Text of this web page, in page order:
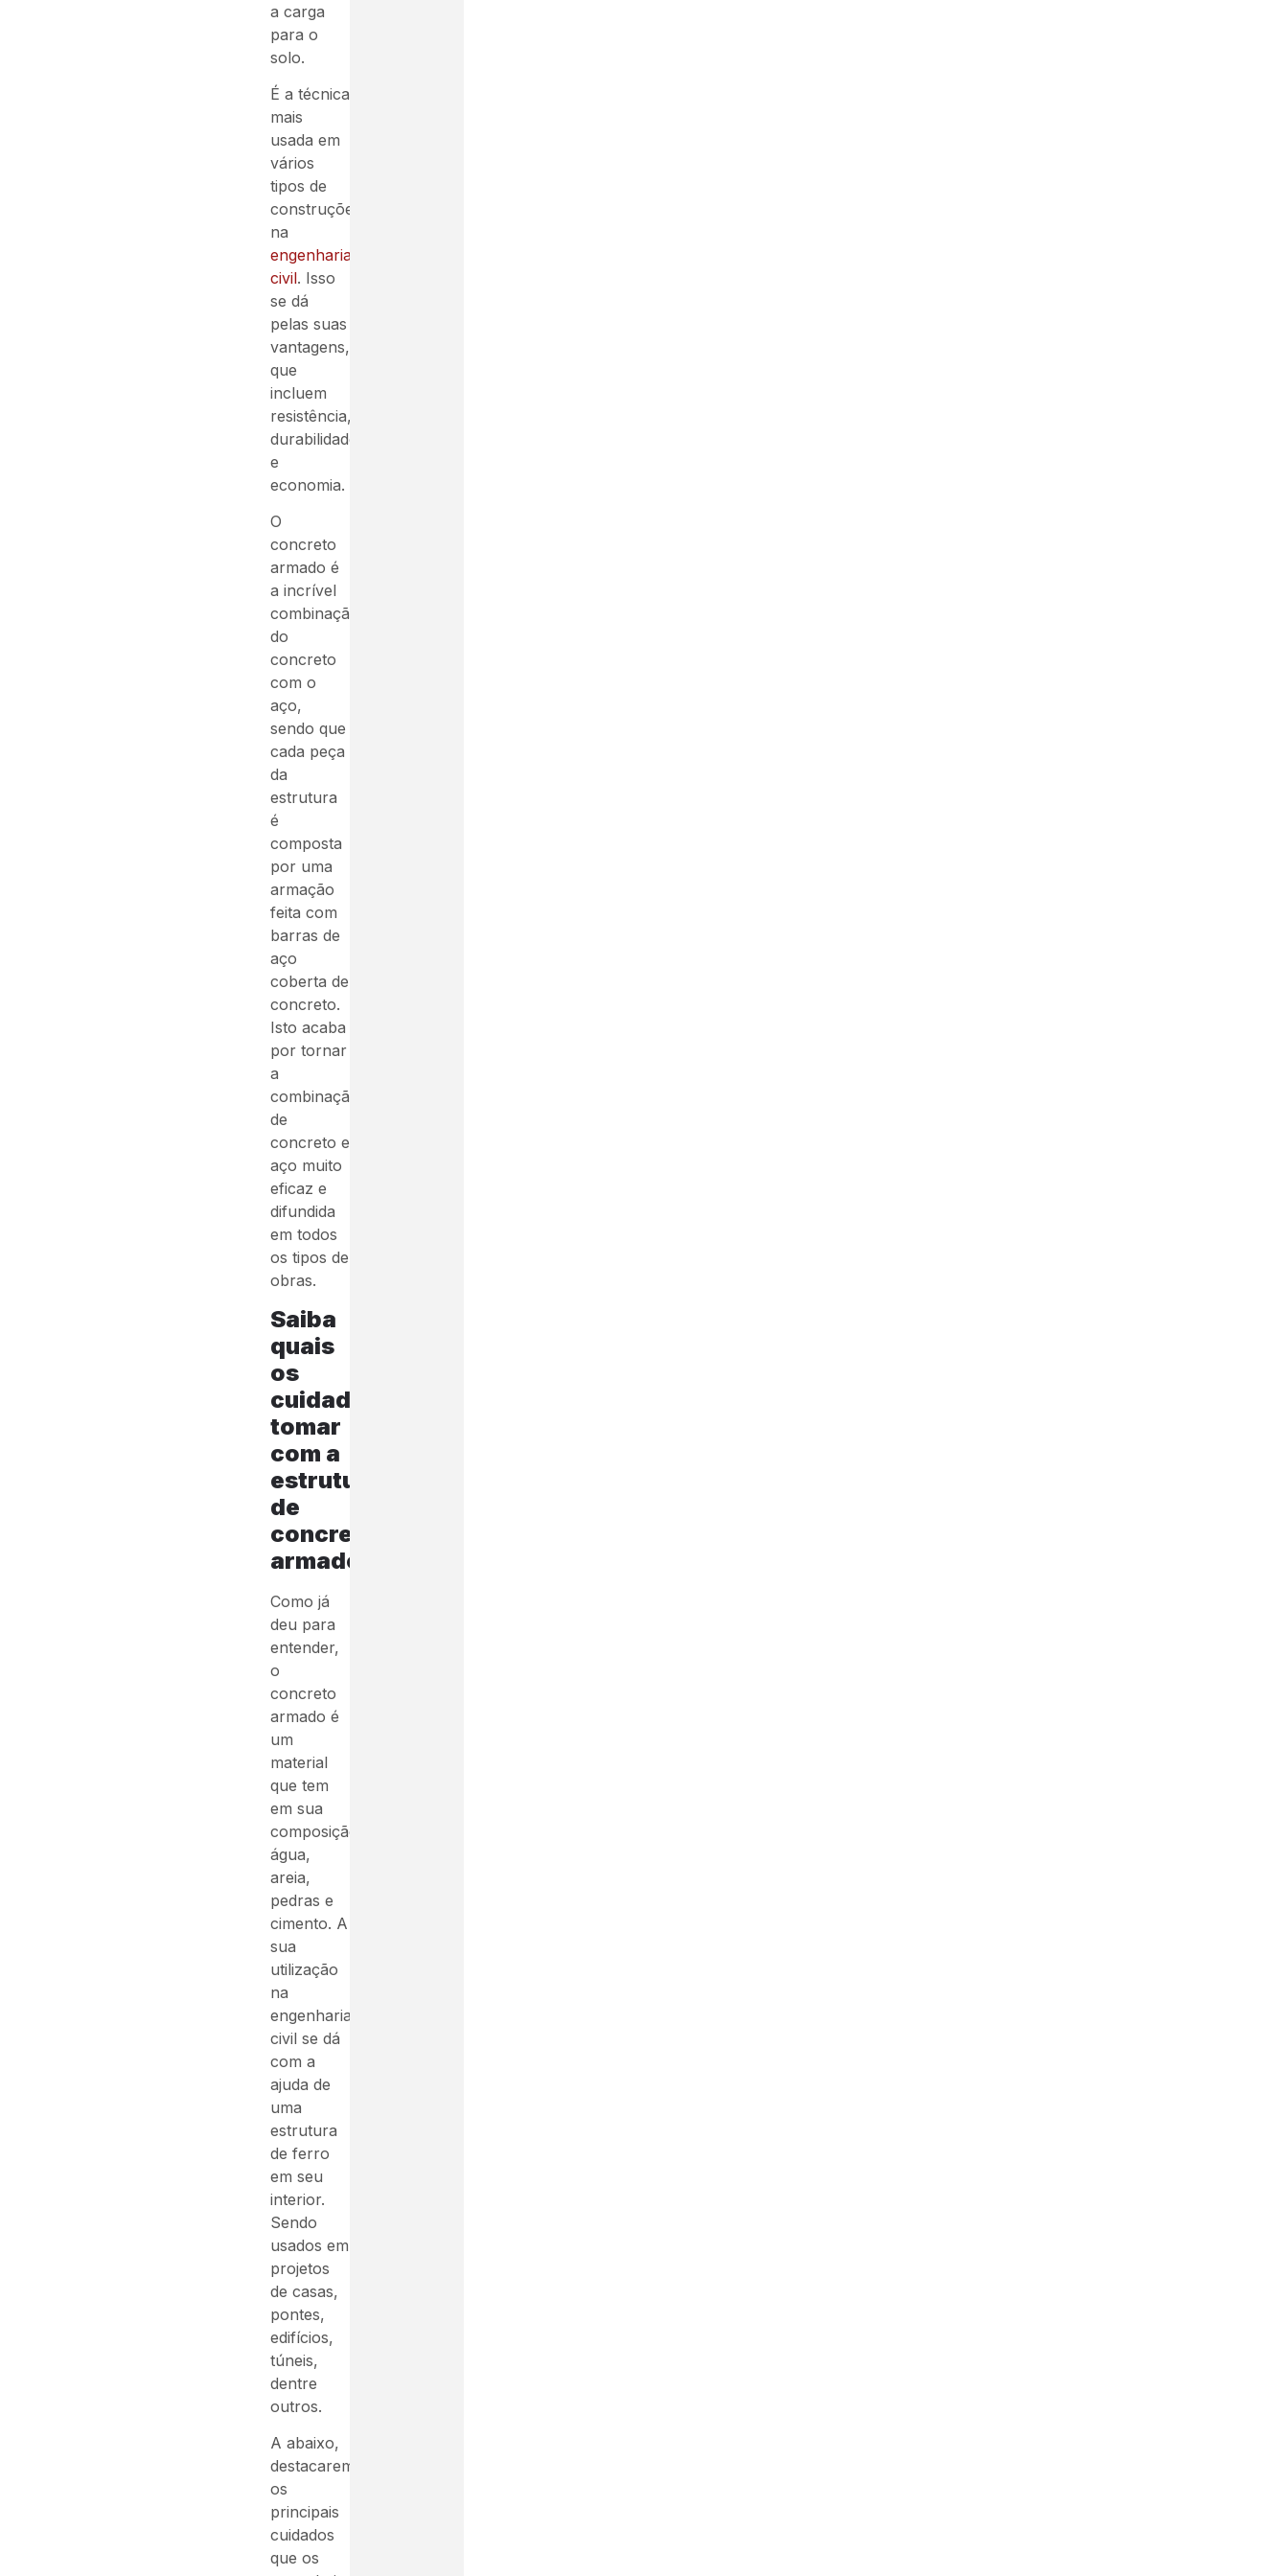
a carga
para o
solo.
É a técnica
mais
usada em
vários
tipos de
construções
na
engenharia
civil. Isso
se dá
pelas suas
vantagens,
que
incluem
resistência,
durabilidade
e
economia.
O
concreto
armado é
a incrível
combinação
do
concreto
com o
aço,
sendo que
cada peça
da
estrutura
é
composta
por uma
armação
feita com
barras de
aço
coberta de
concreto.
Isto acaba
por tornar
a
combinação
de
concreto e
aço muito
eficaz e
difundida
em todos
os tipos de
obras.
Saiba
quais
os
cuidados
tomar
com a
estrutura
de
concreto
armado:
Como já
deu para
entender,
o
concreto
armado é
um
material
que tem
em sua
composição
água,
areia,
pedras e
cimento. A
sua
utilização
na
engenharia
civil se dá
com a
ajuda de
uma
estrutura
de ferro
em seu
interior.
Sendo
usados em
projetos
de casas,
pontes,
edifícios,
túneis,
dentre
outros.
A abaixo,
destacaremos
os
principais
cuidados
que os